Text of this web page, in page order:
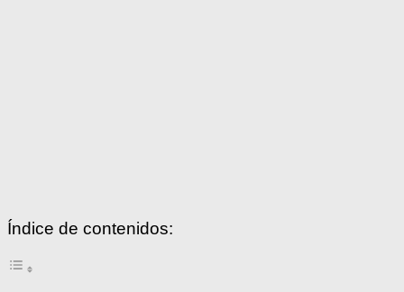
Índice de contenidos: